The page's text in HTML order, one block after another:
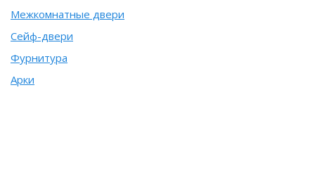
Межкомнатные двери
Сейф-двери
Фурнитура
Арки